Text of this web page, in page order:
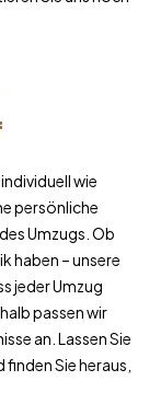
wie
persönliche
Umzugs. Ob
haben – unsere
jeder Umzug
passen wir
an. Lassen Sie
Sie heraus,